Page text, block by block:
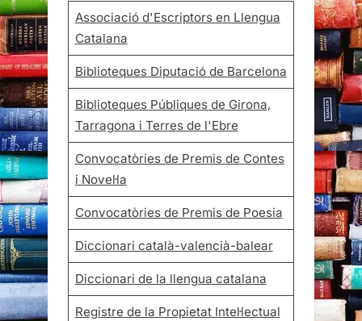
Associació d'Escriptors en Llengua
Catalana
Biblioteques Diputació de Barcelona
Biblioteques Públiques de Girona,
Tarragona i Terres de l'Ebre
Convocatòries de Premis de Contes
i Novel·la
Convocatòries de Premis de Poesia
Diccionari català-valencià-balear
Diccionari de la llengua catalana
Registre de la Propietat Intel·lectual